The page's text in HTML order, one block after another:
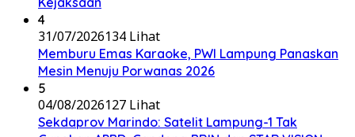
4
31/07/2026134 Lihat
Memburu Emas Karaoke, PWI Lampung Panaskan
Mesin Menuju Porwanas 2026
5
04/08/2026127 Lihat
Sekdaprov Marindo: Satelit Lampung-1 Tak